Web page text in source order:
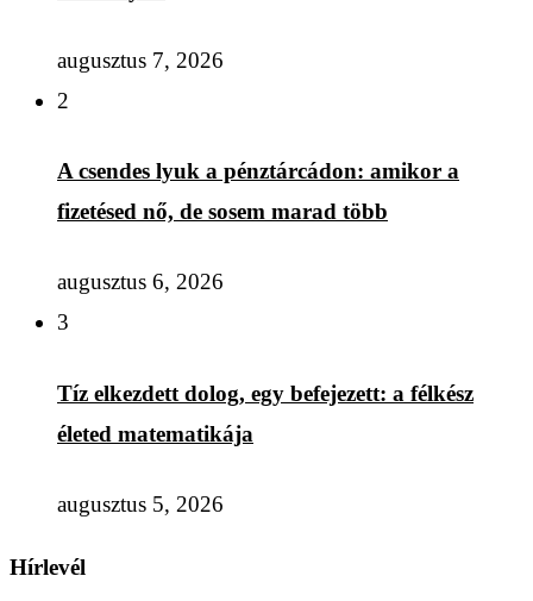
augusztus 7, 2026
2
A csendes lyuk a pénztárcádon: amikor a
fizetésed nő, de sosem marad több
augusztus 6, 2026
3
Tíz elkezdett dolog, egy befejezett: a félkész
életed matematikája
augusztus 5, 2026
Hírlevél